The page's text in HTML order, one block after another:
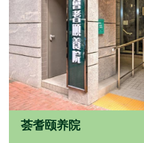
荟耆颐养院